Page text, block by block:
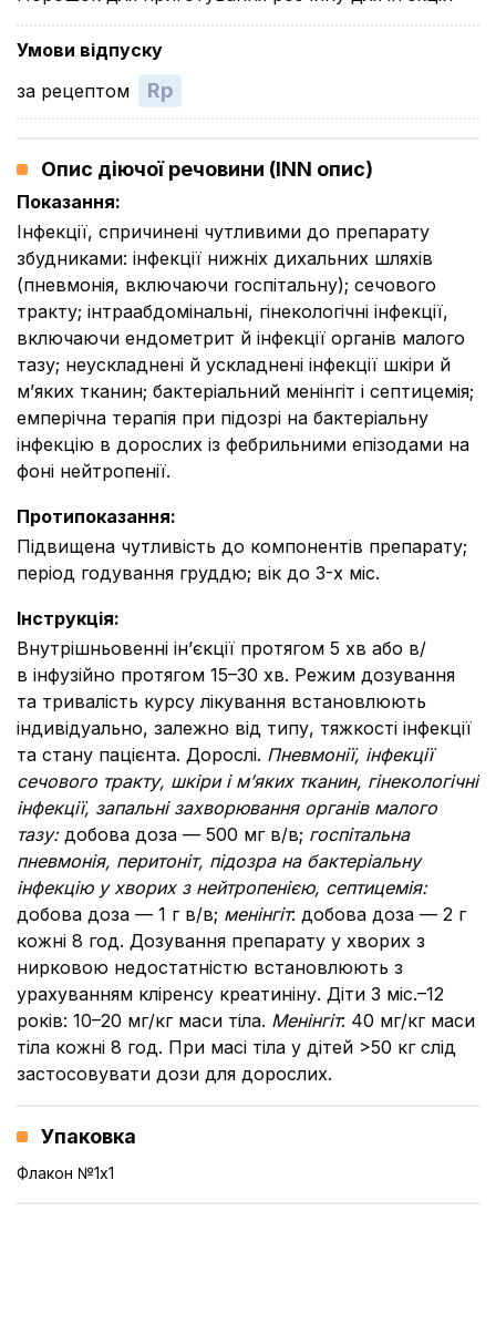
Умови відпуску
за рецептом
Rp
Опис діючої речовини (INN опис)
Показання:
Інфекції, спричинені чутливими до препарату
збудниками: інфекції нижніх дихальних шляхів
(пневмонія, включаючи госпітальну); сечового
тракту; інтраабдомінальні, гінекологічні інфекції,
включаючи ендометрит й інфекції органів малого
тазу; неускладнені й ускладнені інфекції шкіри й
м’яких тканин; бактеріальний менінгіт і септицемія;
емперічна терапія при підозрі на бактеріальну
інфекцію в дорослих із фебрильними епізодами на
фоні нейтропенії.
Протипоказання:
Підвищена чутливість до компонентів препарату;
період годування груддю; вік до 3-х міс.
Інструкція:
Внутрішньовенні ін’єкції протягом 5 хв або в/
в інфузійно протягом 15–30 хв. Режим дозування
та тривалість курсу лікування встановлюють
індивідуально, залежно від типу, тяжкості інфекції
та стану пацієнта. Дорослі. Пневмонії, інфекції
сечового тракту, шкіри і м’яких тканин, гінекологічні
інфекції, запальні захворювання органів малого
тазу:добова доза — 500 мг в/в; госпітальна
пневмонія, перитоніт, підозра на бактеріальну
інфекцію у хворих з нейтропенією, септицемія:
добова доза — 1 г в/в; менінгіт: добова доза — 2 г
кожні 8 год. Дозування препарату у хворих з
нирковою недостатністю встановлюють з
урахуванням кліренсу креатиніну. Діти 3 міс.–12
років: 10–20 мг/кг маси тіла. Менінгіт: 40 мг/кг маси
тіла кожні 8 год. При масі тіла у дітей >50 кг слід
застосовувати дози для дорослих.
Упаковка
Флакон №1x1